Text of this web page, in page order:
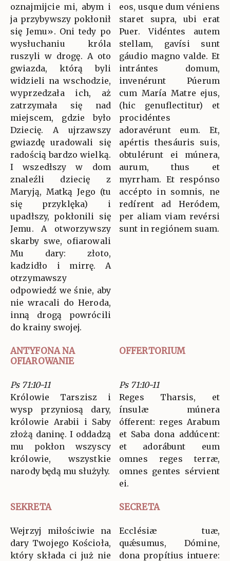
oznajmijcie mi, abym i
ja przybywszy pokłonił
się Jemu». Oni tedy po
wysłuchaniu króla
ruszyli w drogę. A oto
gwiazda, którą byli
widzieli na wschodzie,
wyprzedzała ich, aż
zatrzymała się nad
miejscem, gdzie było
Dziecię. A ujrzawszy
gwiazdę uradowali się
radością bardzo wielką.
I wszedłszy w dom
znaleźli dziecię z
Maryją, Matką Jego (tu
się przyklęka) i
upadłszy, pokłonili się
Jemu. A otworzywszy
skarby swe, ofiarowali
Mu dary: złoto,
kadzidło i mirrę. A
otrzymawszy
odpowiedź we śnie, aby
nie wracali do Heroda,
inną drogą powrócili
do krainy swojej.
eos, usque dum véniens
staret supra, ubi erat
Puer. Vidéntes autem
stellam, gavísi sunt
gáudio magno valde. Et
intrántes domum,
invenérunt Púerum
cum María Matre ejus,
(hic genuflectitur) et
procidéntes
adoravérunt eum. Et,
apértis thesáuris suis,
obtulérunt ei múnera,
aurum, thus et
myrrham. Et respónso
accépto in somnis, ne
redírent ad Heródem,
per aliam viam revérsi
sunt in regiónem suam.
ANTYFONA NA
OFIAROWANIE
OFFERTORIUM
Ps 71:10-11
Królowie Tarszisz i
wysp przyniosą dary,
królowie Arabii i Saby
złożą daninę. I oddadzą
mu pokłon wszyscy
królowie, wszystkie
narody będą mu służyły.
Ps 71:10-11
Reges Tharsis, et
ínsulæ múnera
ófferent: reges Arabum
et Saba dona addúcent:
et adorábunt eum
omnes reges terræ,
omnes gentes sérvient
ei.
SEKRETA SECRETA
Wejrzyj miłościwie na
dary Twojego Kościoła,
który składa ci już nie
Ecclésiæ tuæ,
quǽsumus, Dómine,
dona propítius intuere: